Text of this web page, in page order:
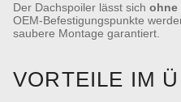
Der Dachspoiler lässt sich ohne
OEM-Befestigungspunkte
saubere Montage garantiert.
VORTEILE IM